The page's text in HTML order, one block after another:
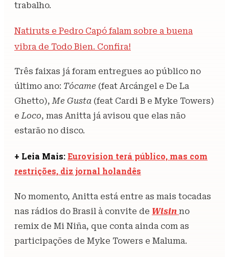
trabalho.
Natiruts e Pedro Capó falam sobre a buena
vibra de Todo Bien. Confira!
Três faixas já foram entregues ao público no
último ano: Tócame (feat Arcángel e De La
Ghetto), Me Gusta (feat Cardi B e Myke Towers)
e Loco, mas Anitta já avisou que elas não
estarão no disco.
+ Leia Mais:Eurovision terá público, mas com
restrições, diz jornal holandês
No momento, Anitta está entre as mais tocadas
nas rádios do Brasil à convite de Wisin no
remix de Mi Niña, que conta ainda com as
participações de Myke Towers e Maluma.